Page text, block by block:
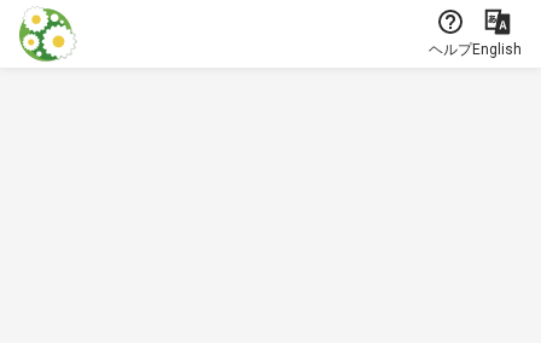
本文に飛ぶ
ヘルプEnglish